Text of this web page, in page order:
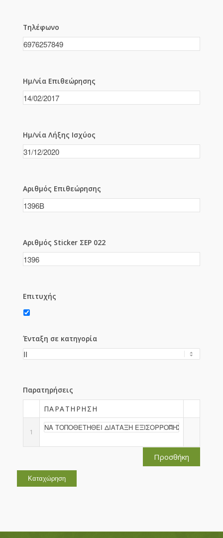
Τηλέφωνο
Ημ/νία Επιθεώρησης
Ημ/νία Λήξης Ισχύος
Αριθμός Επιθεώρησης
Αριθμός Sticker ΣΕΡ 022
Επιτυχής
Ένταξη σε κατηγορία
Παρατηρήσεις
ΠΑΡΑΤΉΡΗΣΗ
1
Προσθήκη